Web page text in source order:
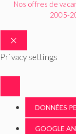
Nos offres de
2005-
FERMER
Privacy settings
DONNÉES
GOOGLE